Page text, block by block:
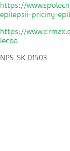
https://
epilepsii-priciny-
https://
lecba
NPS-SK-01503